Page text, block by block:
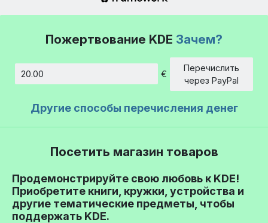
Пожертвование KDE Зачем?
€
Перечислить
через PayPal
Другие способы перечисления денег
Посетить магазин товаров
Продемонстрируйте свою любовь к KDE!
Приобретите книги, кружки, устройства и
другие тематические предметы, чтобы
поддержать KDE.